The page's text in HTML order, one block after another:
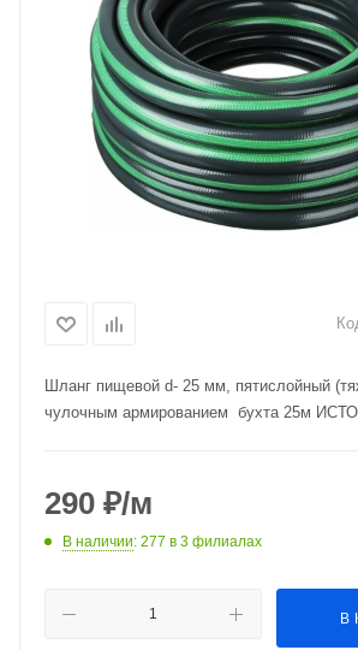
Шланг пищевой d- 25 мм, пятислойный
чулочным армированием бухта 25м
290 ₽/м
В наличии: 277 в 3 филиалах
В